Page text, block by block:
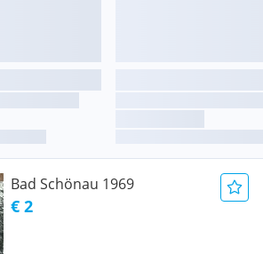
Bad Schönau 1969
€ 2